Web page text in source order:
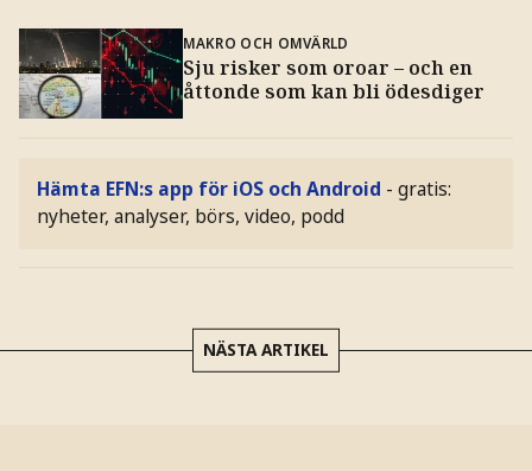
MAKRO OCH OMVÄRLD
Sju risker som oroar – och en
åttonde som kan bli ödesdiger
Hämta EFN:s app för iOS och Android - gratis:
nyheter, analyser, börs, video, podd
NÄSTA ARTIKEL